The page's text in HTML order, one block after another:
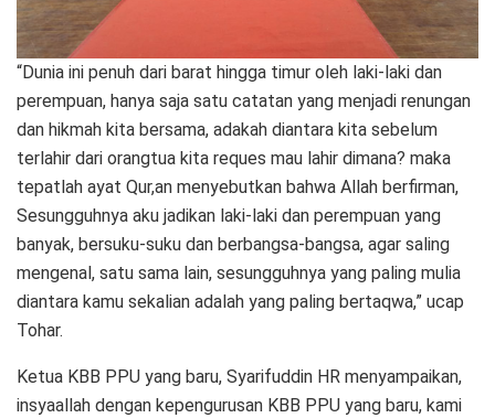
“Dunia ini penuh dari barat hingga timur oleh laki-laki dan
perempuan, hanya saja satu catatan yang menjadi renungan
dan hikmah kita bersama, adakah diantara kita sebelum
terlahir dari orangtua kita reques mau lahir dimana? maka
tepatlah ayat Qur,an menyebutkan bahwa Allah berfirman,
Sesungguhnya aku jadikan laki-laki dan perempuan yang
banyak, bersuku-suku dan berbangsa-bangsa, agar saling
mengenal, satu sama lain, sesungguhnya yang paling mulia
diantara kamu sekalian adalah yang paling bertaqwa,” ucap
Tohar.
Ketua KBB PPU yang baru, Syarifuddin HR menyampaikan,
insyaallah dengan kepengurusan KBB PPU yang baru, kami